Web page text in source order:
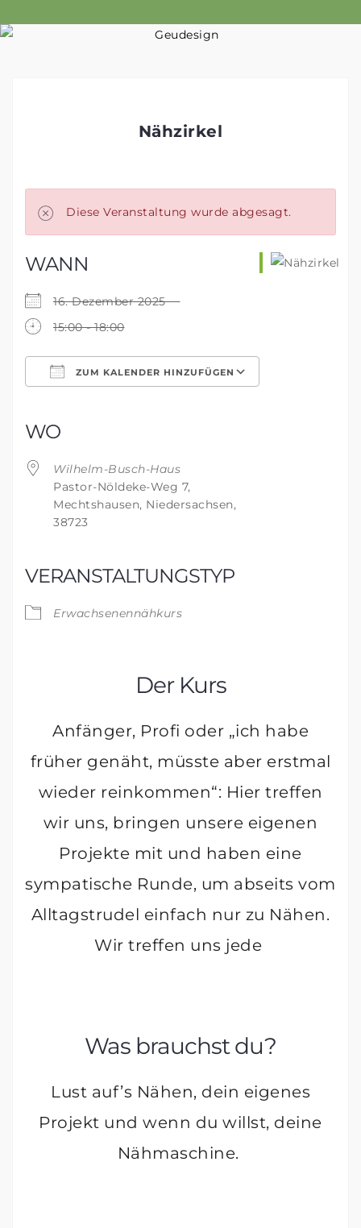
to
Nähzirkel
Diese Veranstaltung wurde abgesagt.
WANN
16. Dezember 2025
15:00 - 18:00
ZUM KALENDER HINZUFÜGEN
WO
Wilhelm-Busch-Haus
Pastor-Nöldeke-Weg 7,
Mechtshausen, Niedersachsen,
38723
VERANSTALTUNGSTYP
Erwachsenennähkurs
Der Kurs
Anfänger, Profi oder „ich habe
früher genäht, müsste aber erstmal
wieder reinkommen“: Hier treffen
wir uns, bringen unsere eigenen
Projekte mit und haben eine
sympatische Runde, um abseits vom
Alltagstrudel einfach nur zu Nähen.
Wir treffen uns jede
Was brauchst du?
Lust auf’s Nähen, dein eigenes
Projekt und wenn du willst, deine
Nähmaschine.